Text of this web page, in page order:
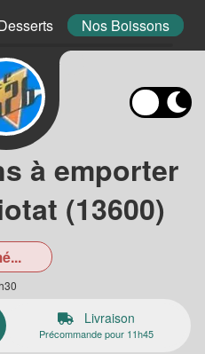
Nos Boissons
à emporter
(13600)
Livraison
Précommande pour 11h45